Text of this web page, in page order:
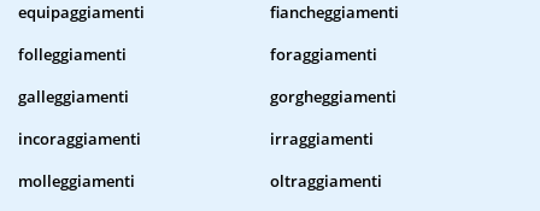
equipaggiamenti
fiancheggiamenti
folleggiamenti
foraggiamenti
galleggiamenti
gorgheggiamenti
incoraggiamenti
irraggiamenti
molleggiamenti
oltraggiamenti